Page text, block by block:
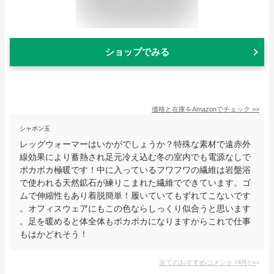
ショップでみる
価格と在庫をAmazonでチェック >>
シャボン玉
レッグウォーマーはいかがでしょうか？特殊な素材で遠赤外
線効果により蓄熱され足元冷え込む冬の室内でも電源なしで
ポカポカ極暖です！中に入っているフワフワの繊維は岩盤浴
で使われる天然鉱石が練りこまれた繊維でできています。ゴ
ムで伸縮性もあり着脱簡単！履いていてもずれてこないです
。オフィスウェアにもこの色ならしっくり似合うと思います
。足を暖めると体全体もポカポカになりますからこれで仕事
もはかどれそう！
全てのおすすめコメント (4件) >